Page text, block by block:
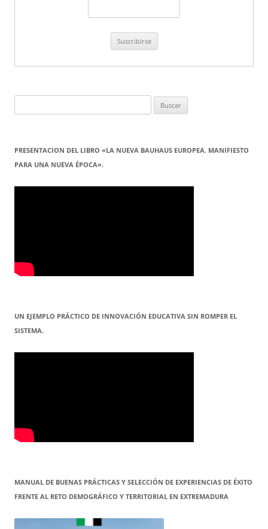
PRESENTACION DEL LIBRO «LA NUEVA BAUHAUS EUROPEA. MANIFIESTO
PARA UNA NUEVA ÉPOCA».
UN EJEMPLO PRÁCTICO DE INNOVACIÓN EDUCATIVA SIN ROMPER EL
SISTEMA.
MANUAL DE BUENAS PRÁCTICAS Y SELECCIÓN DE EXPERIENCIAS DE ÉXITO
FRENTE AL RETO DEMOGRÁFICO Y TERRITORIAL EN EXTREMADURA